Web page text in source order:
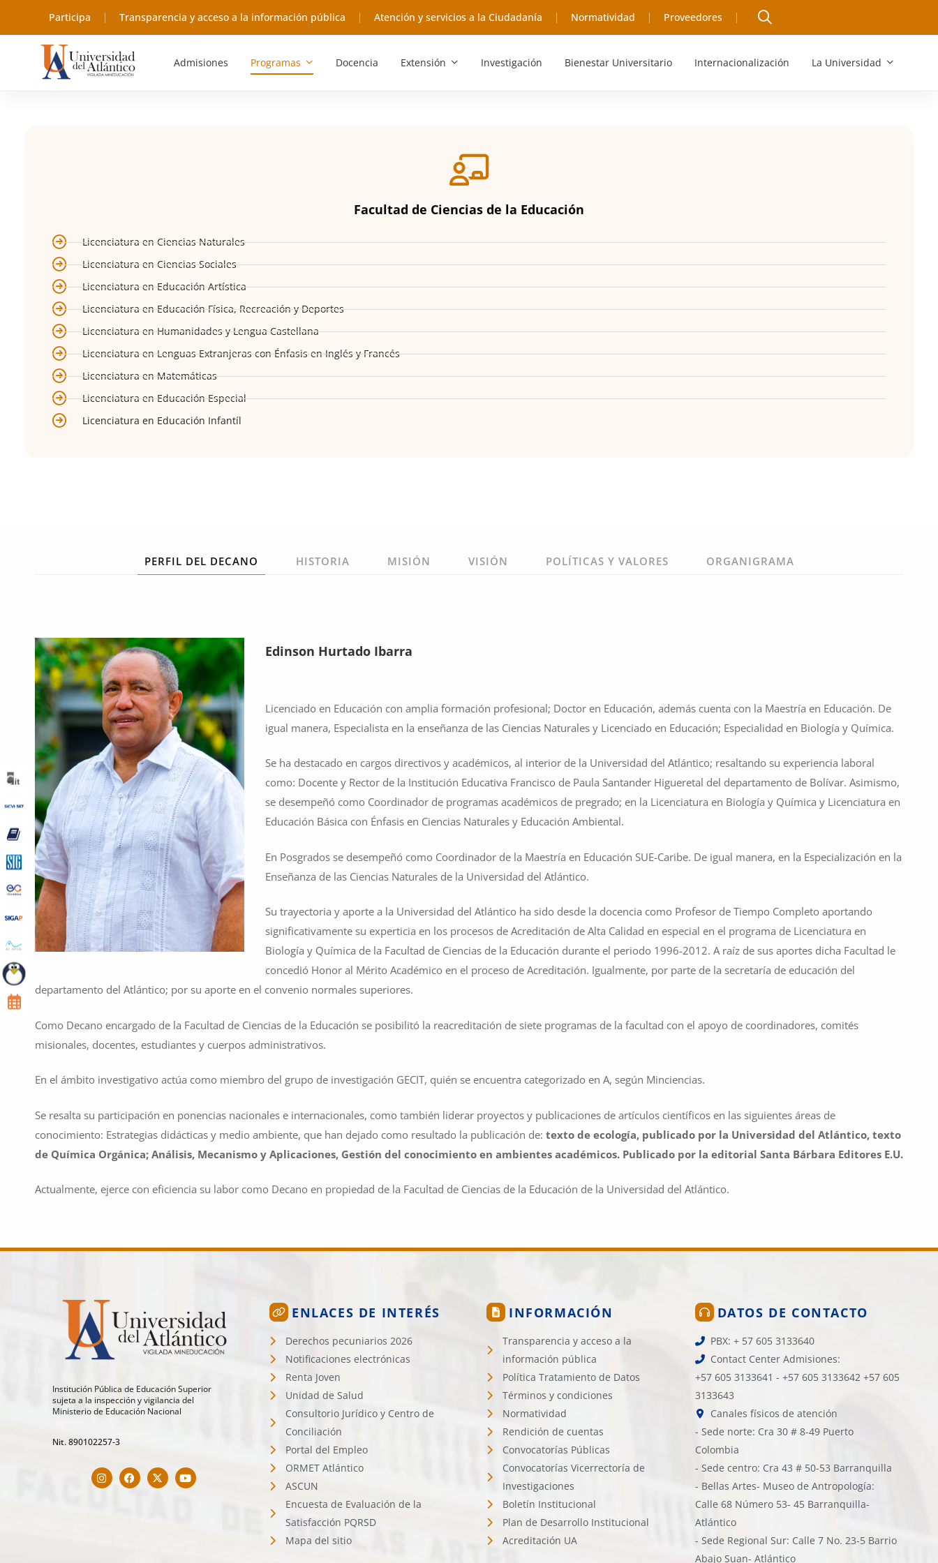
Participa Transparencia y acceso a la información pública Atención y servicios a la Ciudadanía Normatividad Proveedores
Admisiones Programas Docencia Extensión Investigación Bienestar Universitario Internacionalización La Universidad
Facultad de Ciencias de la Educación
Licenciatura en Ciencias Naturales
Licenciatura en Ciencias Sociales
Licenciatura en Educación Artística
Licenciatura en Educación Física, Recreación y Deportes
Licenciatura en Humanidades y Lengua Castellana
Licenciatura en Lenguas Extranjeras con Énfasis en Inglés y Francés
Licenciatura en Matemáticas
Licenciatura en Educación Especial
Licenciatura en Educación Infantíl
PERFIL DEL DECANO HISTORIA MISIÓN VISIÓN POLÍTICAS Y VALORES ORGANIGRAMA
Edinson Hurtado Ibarra
Licenciado en Educación con amplia formación profesional; Doctor en Educación, además cuenta con la Maestría en Educación. De
igual manera, Especialista en la enseñanza de las Ciencias Naturales y Licenciado en Educación; Especialidad en Biología y Química.
Se ha destacado en cargos directivos y académicos, al interior de la Universidad del Atlántico; resaltando su experiencia laboral
como: Docente y Rector de la Institución Educativa Francisco de Paula Santander Higueretal del departamento de Bolívar. Asimismo,
se desempeñó como Coordinador de programas académicos de pregrado; en la Licenciatura en Biología y Química y Licenciatura en
Educación Básica con Énfasis en Ciencias Naturales y Educación Ambiental.
En Posgrados se desempeñó como Coordinador de la Maestría en Educación SUE-Caribe. De igual manera, en la Especialización en la
Enseñanza de las Ciencias Naturales de la Universidad del Atlántico.
Su trayectoria y aporte a la Universidad del Atlántico ha sido desde la docencia como Profesor de Tiempo Completo aportando
significativamente su experticia en los procesos de Acreditación de Alta Calidad en especial en el programa de Licenciatura en
Biología y Química de la Facultad de Ciencias de la Educación durante el periodo 1996-2012. A raíz de sus aportes dicha Facultad le
concedió Honor al Mérito Académico en el proceso de Acreditación. Igualmente, por parte de la secretaría de educación del
departamento del Atlántico; por su aporte en el convenio normales superiores.
Como Decano encargado de la Facultad de Ciencias de la Educación se posibilitó la reacreditación de siete programas de la facultad con el apoyo de coordinadores, comités
misionales, docentes, estudiantes y cuerpos administrativos.
En el ámbito investigativo actúa como miembro del grupo de investigación GECIT, quién se encuentra categorizado en A, según Minciencias.
Se resalta su participación en ponencias nacionales e internacionales, como también liderar proyectos y publicaciones de artículos científicos en las siguientes áreas de
conocimiento: Estrategias didácticas y medio ambiente, que han dejado como resultado la publicación de: texto de ecología, publicado por la Universidad del Atlántico, texto
de Química Orgánica; Análisis, Mecanismo y Aplicaciones, Gestión del conocimiento en ambientes académicos. Publicado por la editorial Santa Bárbara Editores E.U.
Actualmente, ejerce con eficiencia su labor como Decano en propiedad de la Facultad de Ciencias de la Educación de la Universidad del Atlántico.
Institución Pública de Educación Superior
sujeta a la inspección y vigilancia del
Ministerio de Educación Nacional
Nit. 890102257-3
ENLACES DE INTERÉS
Derechos pecuniarios 2026
Notificaciones electrónicas
Renta Joven
Unidad de Salud
Consultorio Jurídico y Centro de
Conciliación
Portal del Empleo
ORMET Atlántico
ASCUN
Encuesta de Evaluación de la
Satisfacción PQRSD
Mapa del sitio
INFORMACIÓN
Transparencia y acceso a la
información pública
Política Tratamiento de Datos
Términos y condiciones
Normatividad
Rendición de cuentas
Convocatorías Públicas
Convocatorías Vicerrectoría de
Investigaciones
Boletín Institucional
Plan de Desarrollo Institucional
Acreditación UA
DATOS DE CONTACTO
PBX: + 57 605 3133640
Contact Center Admisiones:
+57 605 3133641 - +57 605 3133642 +57 605
3133643
Canales físicos de atención
- Sede norte: Cra 30 # 8-49 Puerto
Colombia
- Sede centro: Cra 43 # 50-53 Barranquilla
- Bellas Artes- Museo de Antropología:
Calle 68 Número 53- 45 Barranquilla-
Atlántico
- Sede Regional Sur: Calle 7 No. 23-5 Barrio
Abajo Suan- Atlántico